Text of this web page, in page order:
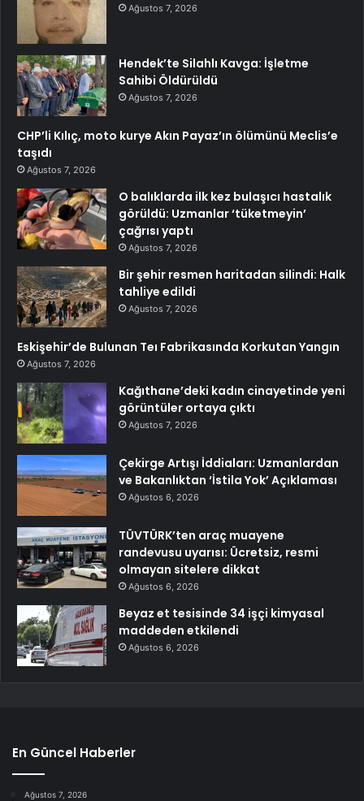
Ağustos 7, 2026
Hendek’te Silahlı Kavga: İşletme
Sahibi Öldürüldü
Ağustos 7, 2026
CHP’li Kılıç, moto kurye Akın Payaz’ın ölümünü Meclis’e
taşıdı
Ağustos 7, 2026
O balıklarda ilk kez bulaşıcı hastalık
görüldü: Uzmanlar ‘tüketmeyin’
çağrısı yaptı
Ağustos 7, 2026
Bir şehir resmen haritadan silindi: Halk
tahliye edildi
Ağustos 7, 2026
Eskişehir’de Bulunan Teı Fabrikasında Korkutan Yangın
Ağustos 7, 2026
Kağıthane’deki kadın cinayetinde yeni
görüntüler ortaya çıktı
Ağustos 7, 2026
Çekirge Artışı İddiaları: Uzmanlardan
ve Bakanlıktan ‘İstila Yok’ Açıklaması
Ağustos 6, 2026
TÜVTÜRK’ten araç muayene
randevusu uyarısı: Ücretsiz, resmi
olmayan sitelere dikkat
Ağustos 6, 2026
Beyaz et tesisinde 34 işçi kimyasal
maddeden etkilendi
Ağustos 6, 2026
En Güncel Haberler
Ağustos 7, 2026